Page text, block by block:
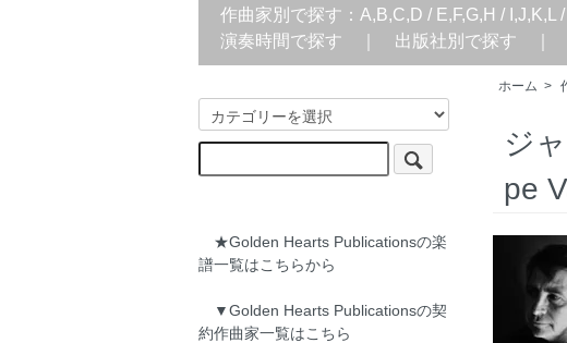
作曲家別で探す： A,B,C,D / E,F,G,H / I,J,K,L /
演奏時間で探す
出版社別で探す
ホーム >
ジ
pe
★Golden Hearts Publicationsの楽
譜一覧はこちらから
▼Golden Hearts Publicationsの契
約作曲家一覧はこちら